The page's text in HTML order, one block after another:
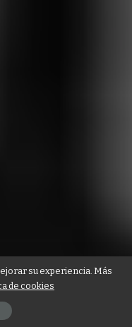
su experiencia. Más
de cookies